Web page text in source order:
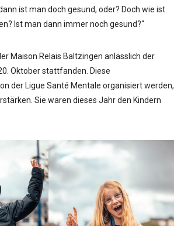
ist man doch gesund, oder? Doch wie ist
Ist man dann immer noch gesund?“
Maison Relais Baltzingen anlässlich der
Oktober stattfanden. Diese
der Ligue Santé Mentale organisiert werden,
Sie waren dieses Jahr den Kindern